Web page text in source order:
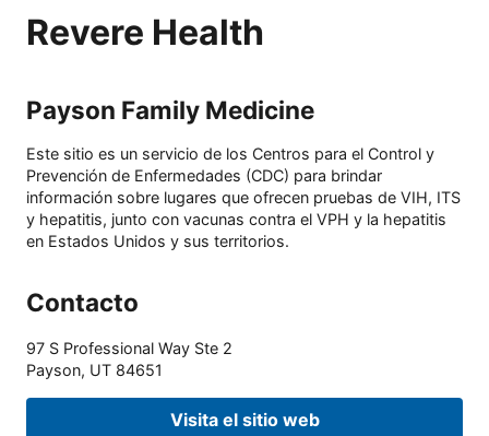
Revere Health
Payson Family Medicine
Este sitio es un servicio de los Centros para el Control y
Prevención de Enfermedades (CDC) para brindar
información sobre lugares que ofrecen pruebas de VIH, ITS
y hepatitis, junto con vacunas contra el VPH y la hepatitis
en Estados Unidos y sus territorios.
Contacto
97 S Professional Way Ste 2
Payson, UT 84651
Visita el sitio web